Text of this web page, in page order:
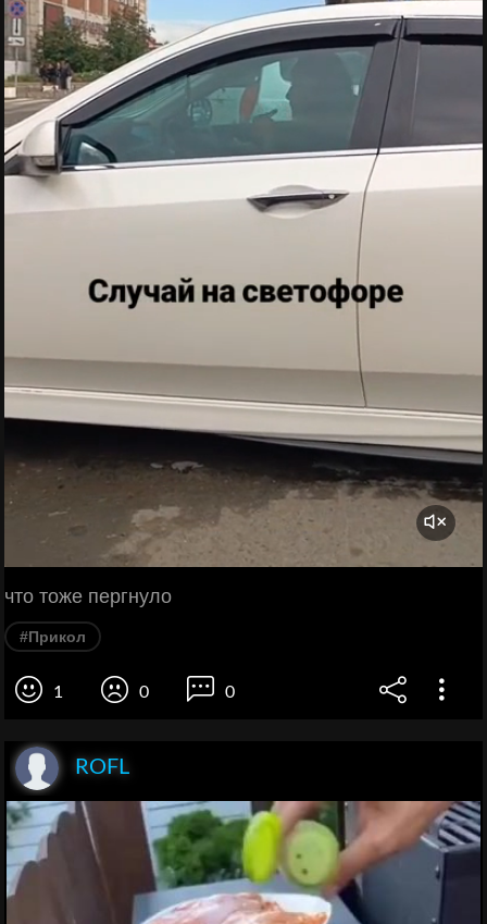
что тоже пергнуло
#Прикол
1 0 0
ROFL